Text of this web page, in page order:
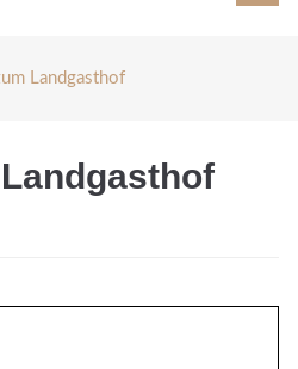
Landgasthof
geöffnet